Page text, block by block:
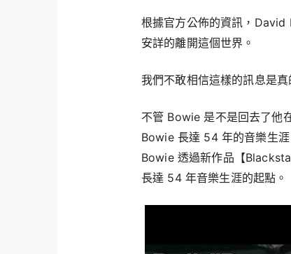
根據官方公佈的資訊，
安詳的離開這個世界。
我們不敢相信這樣的訊息是
不管 Bowie 是不是回去了他
Bowie 長達 54 年的音樂生
Bowie 透過新作品【
長達 54 年音樂生涯的起點。